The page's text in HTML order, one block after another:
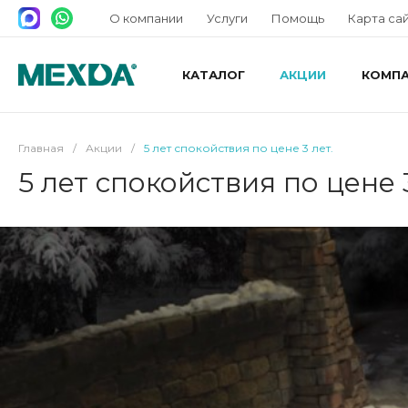
О компании Услуги Помощь Карта
КАТАЛОГ АКЦИИ
Главная / Акции / 5 лет спокойствия по цене 3 лет.
5 лет спокойствия по цене